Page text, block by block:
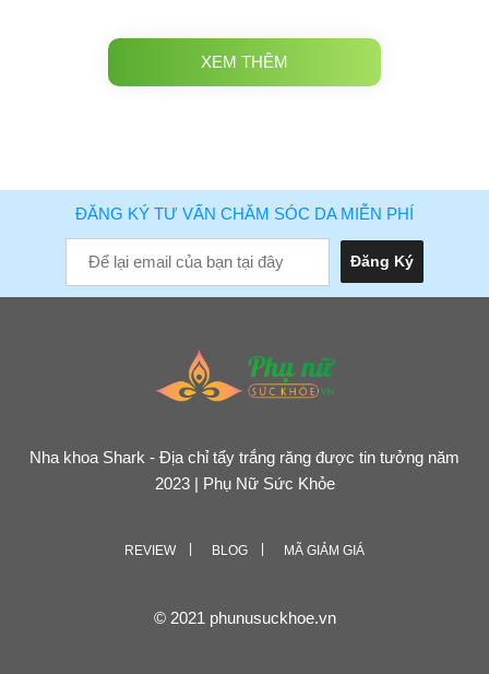
XEM THÊM
ĐĂNG KÝ TƯ VẤN CHĂM SÓC DA MIỄN PHÍ
Nha khoa Shark - Địa chỉ tẩy trắng răng được tin tưởng năm
2023 | Phụ Nữ Sức Khỏe
REVIEW BLOG MÃ GIẢM GIÁ
© 2021 phunusuckhoe.vn